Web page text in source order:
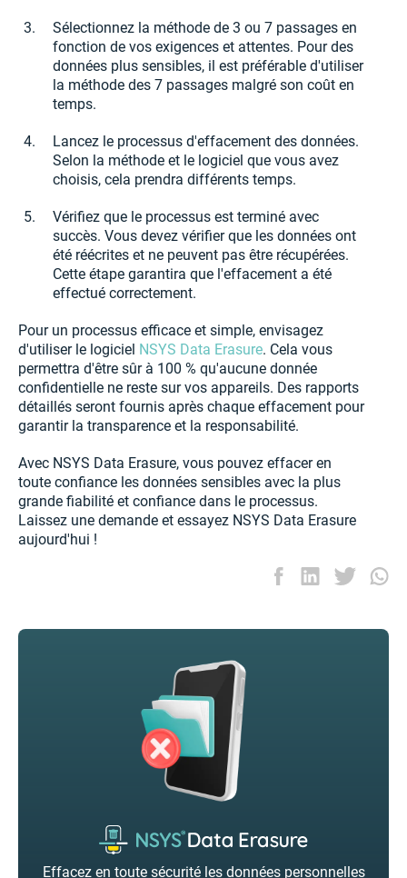
Sélectionnez la méthode de 3 ou 7 passages en
fonction de vos exigences et attentes. Pour des
données plus sensibles, il est préférable d'utiliser
la méthode des 7 passages malgré son coût en
temps.
Lancez le processus d'effacement des données.
Selon la méthode et le logiciel que vous avez
choisis, cela prendra différents temps.
Vérifiez que le processus est terminé avec
succès. Vous devez vérifier que les données ont
été réécrites et ne peuvent pas être récupérées.
Cette étape garantira que l'effacement a été
effectué correctement.
Pour un processus efficace et simple, envisagez
d'utiliser le logiciel NSYS Data Erasure. Cela vous
permettra d'être sûr à 100 % qu'aucune donnée
confidentielle ne reste sur vos appareils. Des rapports
détaillés seront fournis après chaque effacement pour
garantir la transparence et la responsabilité.
Avec NSYS Data Erasure, vous pouvez effacer en
toute confiance les données sensibles avec la plus
grande fiabilité et confiance dans le processus.
Laissez une demande et essayez NSYS Data Erasure
aujourd'hui !
Effacez en toute sécurité les données personnelles